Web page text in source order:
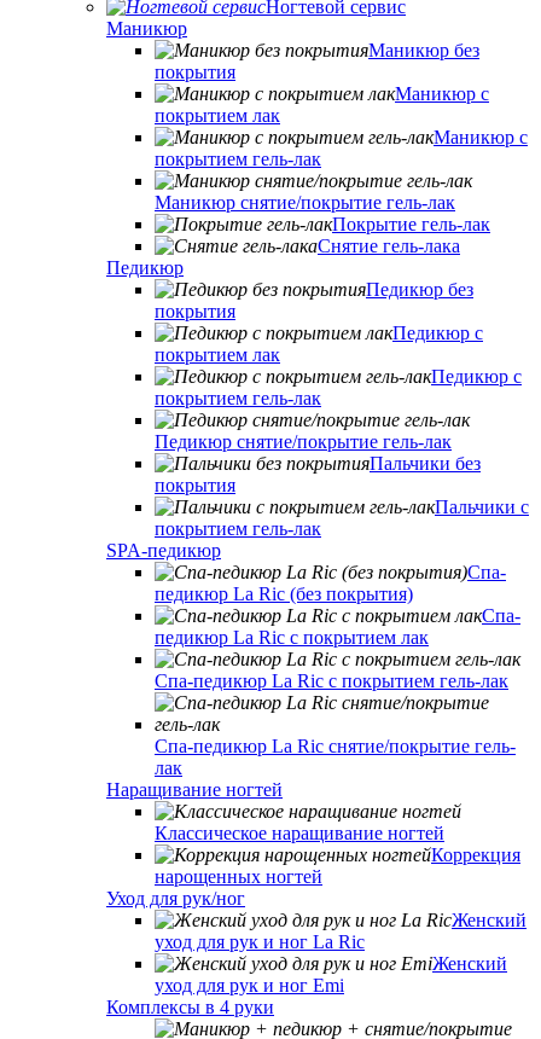
Ногтевой сервис
Маникюр
Маникюр без
покрытия
Маникюр с
покрытием лак
Маникюр с
покрытием гель-лак
Маникюр снятие/покрытие гель-лак
Покрытие гель-лак
Снятие гель-лака
Педикюр
Педикюр без
покрытия
Педикюр с
покрытием лак
Педикюр с
покрытием гель-лак
Педикюр снятие/покрытие гель-лак
Пальчики без
покрытия
Пальчики с
покрытием гель-лак
SPA-педикюр
Спа-
педикюр La Ric (без покрытия)
Спа-
педикюр La Ric с покрытием лак
Спа-педикюр La Ric с покрытием гель-лак
Спа-педикюр La Ric снятие/покрытие гель-
лак
Наращивание ногтей
Классическое наращивание ногтей
Коррекция
нарощенных ногтей
Уход для рук/ног
Женский
уход для рук и ног La Ric
Женский
уход для рук и ног Emi
Комплексы в 4 руки